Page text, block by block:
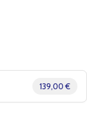
139,00 €